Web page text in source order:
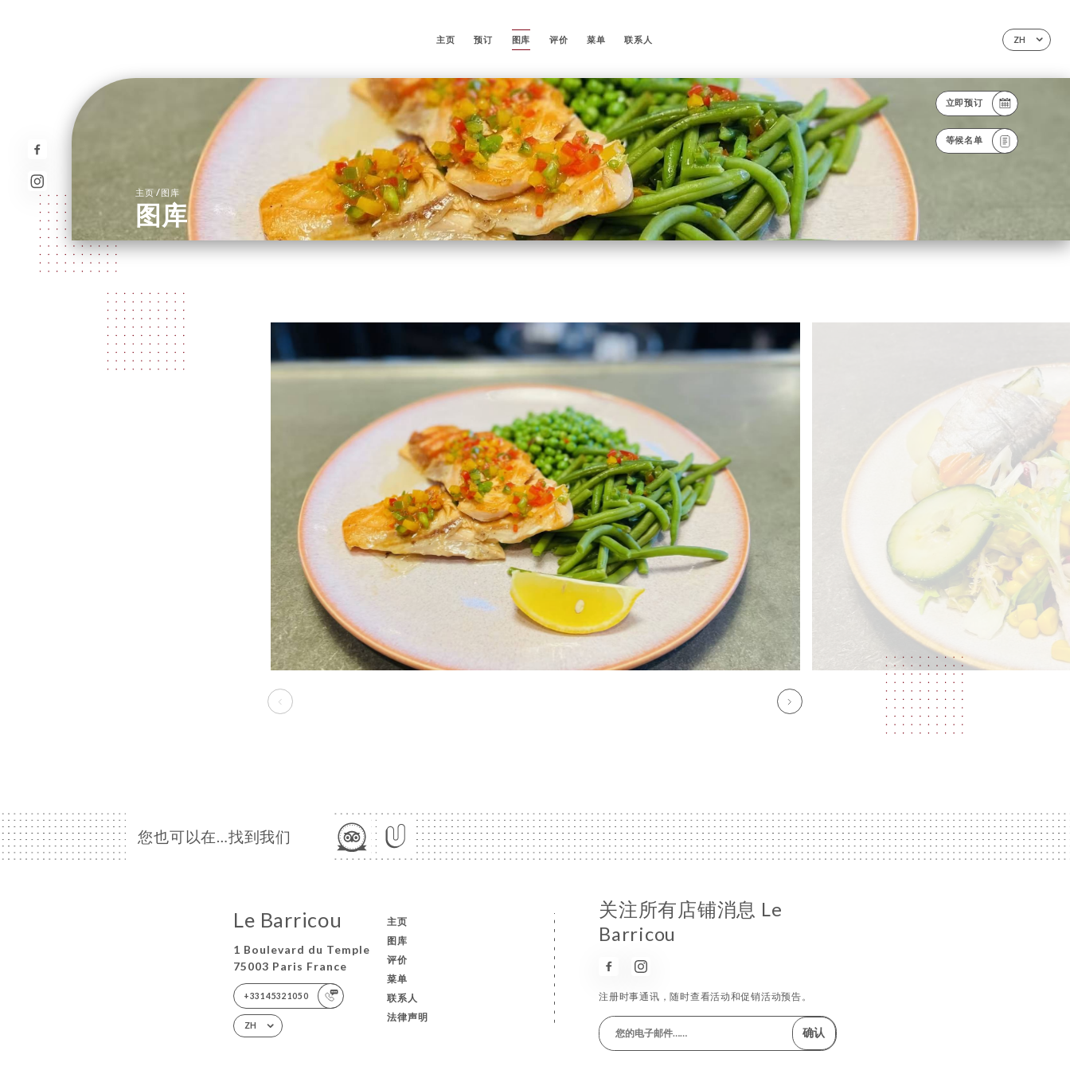
ZH
主页 预订 图库 评价 菜单 联系人
立即预订
等候名单
主页/ 图库
图库
您也可以在…找到我们
Le Barricou
1 Boulevard du Temple
75003 Paris France
+33145321050
ZH
主页
图库
评价
菜单
联系人
法律声明
关注所有店铺消息 Le
Barricou
注册时事通讯，随时查看活动和促销活动预告。
确认